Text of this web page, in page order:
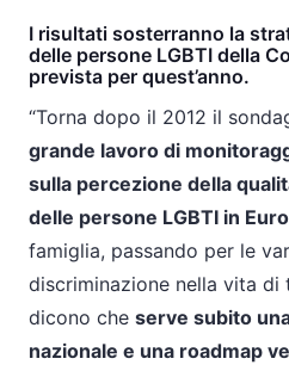
I risultati sosterranno la
delle persone LGBTI della
prevista per quest’anno.
“Torna dopo il 2012 il
grande lavoro di
sulla percezione della
delle persone LGBTI in
famiglia, passando per le
discriminazione nella vita
dicono che serve subito
nazionale e una roadmap